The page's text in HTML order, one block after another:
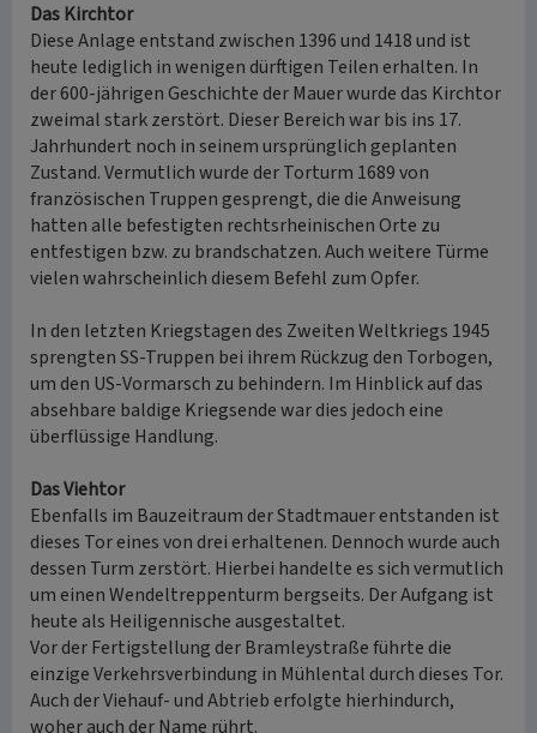
Das Kirchtor
Diese Anlage entstand zwischen 1396 und 1418 und ist
heute lediglich in wenigen dürftigen Teilen erhalten. In
der 600-jährigen Geschichte der Mauer wurde das Kirchtor
zweimal stark zerstört. Dieser Bereich war bis ins 17.
Jahrhundert noch in seinem ursprünglich geplanten
Zustand. Vermutlich wurde der Torturm 1689 von
französischen Truppen gesprengt, die die Anweisung
hatten alle befestigten rechtsrheinischen Orte zu
entfestigen bzw. zu brandschatzen. Auch weitere Türme
vielen wahrscheinlich diesem Befehl zum Opfer.
In den letzten Kriegstagen des Zweiten Weltkriegs 1945
sprengten SS-Truppen bei ihrem Rückzug den Torbogen,
um den US-Vormarsch zu behindern. Im Hinblick auf das
absehbare baldige Kriegsende war dies jedoch eine
überflüssige Handlung.
Das Viehtor
Ebenfalls im Bauzeitraum der Stadtmauer entstanden ist
dieses Tor eines von drei erhaltenen. Dennoch wurde auch
dessen Turm zerstört. Hierbei handelte es sich vermutlich
um einen Wendeltreppenturm bergseits. Der Aufgang ist
heute als Heiligennische ausgestaltet.
Vor der Fertigstellung der Bramleystraße führte die
einzige Verkehrsverbindung in Mühlental durch dieses Tor.
Auch der Viehauf- und Abtrieb erfolgte hierhindurch,
woher auch der Name rührt.